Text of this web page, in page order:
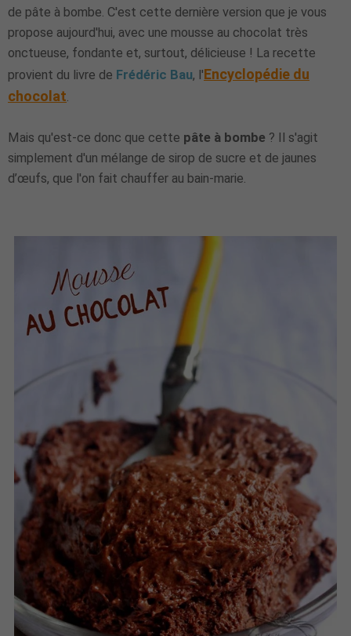
de pâte à bombe. C'est cette dernière version que je vous
propose aujourd'hui, avec une mousse au chocolat très
onctueuse, fondante et, surtout, délicieuse ! La recette
provient du livre de Frédéric Bau, l'Encyclopédie du
chocolat
Mais qu'est-ce donc que cette pâte à bombe ? Il s'agit
simplement d'un mélange de sirop de sucre et de jaunes
d’œufs, que l'on fait chauffer au bain-marie.